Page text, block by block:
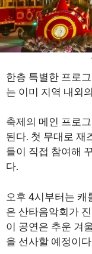
한층 특별한 프로
는 이미 지역 내외
축제의 메인 프로
된다. 첫 무대로 재
들이 직접 참여해
다.
오후 4시부터는 캐
은 산타음악회가
이 공연은 추운 겨
을 선사할 예정이